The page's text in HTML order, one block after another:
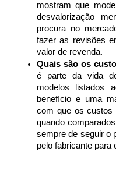
mostram que
desvalorização
procura no
fazer as revisões
valor de revenda.
Quais são os
é parte da vida
modelos listados
benefício e uma
com que os custos
quando
sempre de seguir o
pelo fabricante para